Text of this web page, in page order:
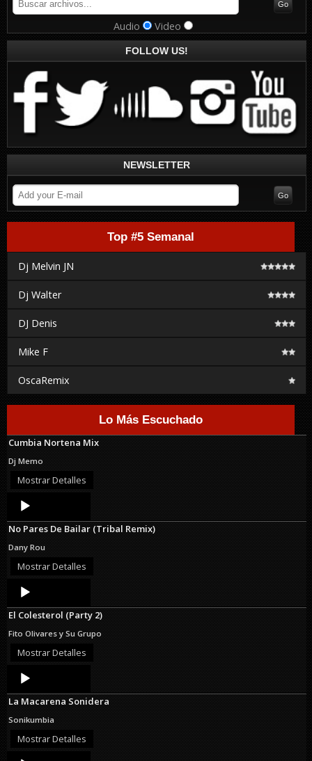
Audio Video
FOLLOW US!
NEWSLETTER
Top #5 Semanal
Dj Melvin JN
Dj Walter
DJ Denis
Mike F
OscaRemix
Lo Más Escuchado
Cumbia Nortena Mix
Dj Memo
Mostrar Detalles
Audio
Player
No Pares De Bailar (Tribal Remix)
Dany Rou
Mostrar Detalles
Audio
Player
El Colesterol (Party 2)
Fito Olivares y Su Grupo
Mostrar Detalles
Audio
Player
La Macarena Sonidera
Sonikumbia
Mostrar Detalles
Audio